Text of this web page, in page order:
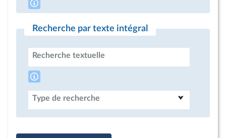
Recherche par texte intégral
Recherche textuelle
Type de recherche